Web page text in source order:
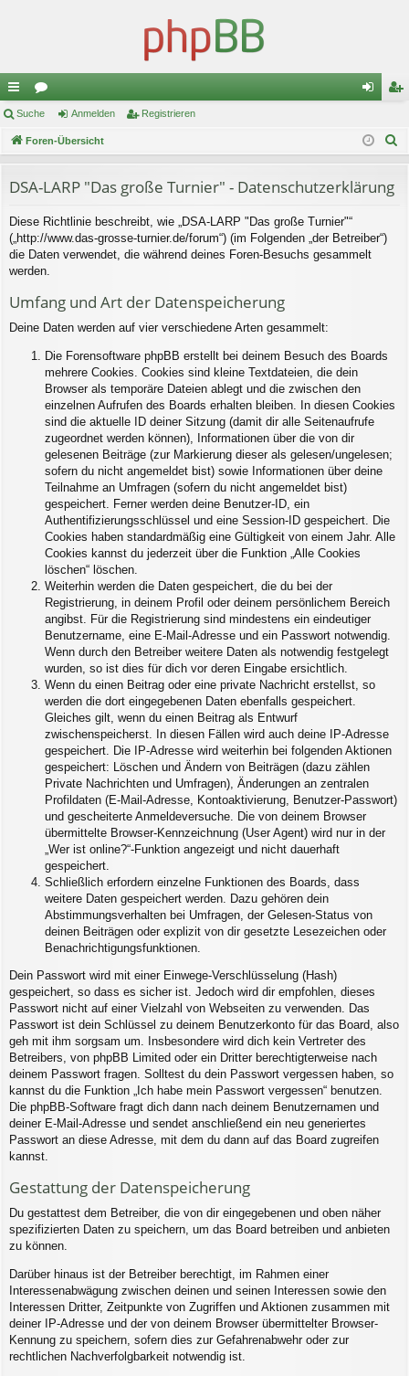
ch
ne
ug
riff
or
en m
de
ist
re
Suche Anmelden Registrieren
Foren-Übersicht
DSA-LARP "Das große Turnier" - Datenschutzerklärung
Diese Richtlinie beschreibt, wie „DSA-LARP "Das große Turnier"“
(„http://www.das-grosse-turnier.de/forum“) (im Folgenden „der Betreiber“)
die Daten verwendet, die während deines Foren-Besuchs gesammelt
werden.
Umfang und Art der Datenspeicherung
Deine Daten werden auf vier verschiedene Arten gesammelt:
Die Forensoftware phpBB erstellt bei deinem Besuch des Boards
mehrere Cookies. Cookies sind kleine Textdateien, die dein
Browser als temporäre Dateien ablegt und die zwischen den
einzelnen Aufrufen des Boards erhalten bleiben. In diesen Cookies
sind die aktuelle ID deiner Sitzung (damit dir alle Seitenaufrufe
zugeordnet werden können), Informationen über die von dir
gelesenen Beiträge (zur Markierung dieser als gelesen/ungelesen;
sofern du nicht angemeldet bist) sowie Informationen über deine
Teilnahme an Umfragen (sofern du nicht angemeldet bist)
gespeichert. Ferner werden deine Benutzer-ID, ein
Authentifizierungsschlüssel und eine Session-ID gespeichert. Die
Cookies haben standardmäßig eine Gültigkeit von einem Jahr. Alle
Cookies kannst du jederzeit über die Funktion „Alle Cookies
löschen“ löschen.
Weiterhin werden die Daten gespeichert, die du bei der
Registrierung, in deinem Profil oder deinem persönlichem Bereich
angibst. Für die Registrierung sind mindestens ein eindeutiger
Benutzername, eine E-Mail-Adresse und ein Passwort notwendig.
Wenn durch den Betreiber weitere Daten als notwendig festgelegt
wurden, so ist dies für dich vor deren Eingabe ersichtlich.
Wenn du einen Beitrag oder eine private Nachricht erstellst, so
werden die dort eingegebenen Daten ebenfalls gespeichert.
Gleiches gilt, wenn du einen Beitrag als Entwurf
zwischenspeicherst. In diesen Fällen wird auch deine IP-Adresse
gespeichert. Die IP-Adresse wird weiterhin bei folgenden Aktionen
gespeichert: Löschen und Ändern von Beiträgen (dazu zählen
Private Nachrichten und Umfragen), Änderungen an zentralen
Profildaten (E-Mail-Adresse, Kontoaktivierung, Benutzer-Passwort)
und gescheiterte Anmeldeversuche. Die von deinem Browser
übermittelte Browser-Kennzeichnung (User Agent) wird nur in der
„Wer ist online?“-Funktion angezeigt und nicht dauerhaft
gespeichert.
Schließlich erfordern einzelne Funktionen des Boards, dass
weitere Daten gespeichert werden. Dazu gehören dein
Abstimmungsverhalten bei Umfragen, der Gelesen-Status von
deinen Beiträgen oder explizit von dir gesetzte Lesezeichen oder
Benachrichtigungsfunktionen.
Dein Passwort wird mit einer Einwege-Verschlüsselung (Hash)
gespeichert, so dass es sicher ist. Jedoch wird dir empfohlen, dieses
Passwort nicht auf einer Vielzahl von Webseiten zu verwenden. Das
Passwort ist dein Schlüssel zu deinem Benutzerkonto für das Board, also
geh mit ihm sorgsam um. Insbesondere wird dich kein Vertreter des
Betreibers, von phpBB Limited oder ein Dritter berechtigterweise nach
deinem Passwort fragen. Solltest du dein Passwort vergessen haben, so
kannst du die Funktion „Ich habe mein Passwort vergessen“ benutzen.
Die phpBB-Software fragt dich dann nach deinem Benutzernamen und
deiner E-Mail-Adresse und sendet anschließend ein neu generiertes
Passwort an diese Adresse, mit dem du dann auf das Board zugreifen
kannst.
Gestattung der Datenspeicherung
Du gestattest dem Betreiber, die von dir eingegebenen und oben näher
spezifizierten Daten zu speichern, um das Board betreiben und anbieten
zu können.
Darüber hinaus ist der Betreiber berechtigt, im Rahmen einer
Interessenabwägung zwischen deinen und seinen Interessen sowie den
Interessen Dritter, Zeitpunkte von Zugriffen und Aktionen zusammen mit
deiner IP-Adresse und der von deinem Browser übermittelter Browser-
Kennung zu speichern, sofern dies zur Gefahrenabwehr oder zur
rechtlichen Nachverfolgbarkeit notwendig ist.